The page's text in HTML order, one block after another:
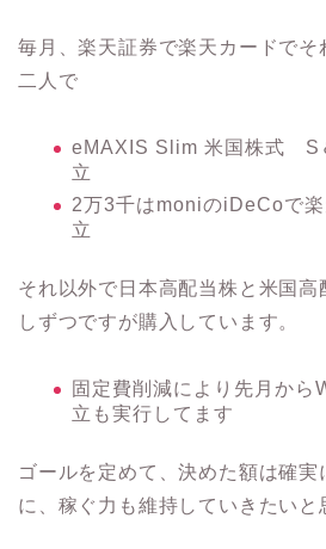
毎月、楽天証券で楽天カードで
二人で
eMAXIS Slim 米国株式 S
立
2万3千はmoniのiDeCoで
立
それ以外で日本高配当株と米国高
しずつですが購入しています。
固定費削減により先月か
立も実行してます
ゴールを定めて、決めた額は確実
に、稼ぐ力も維持していきたいと